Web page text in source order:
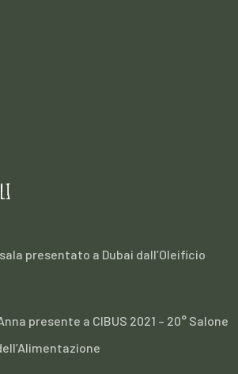
presentato a Dubai dall’Oleificio
presente a CIBUS 2021 – 20° Salone